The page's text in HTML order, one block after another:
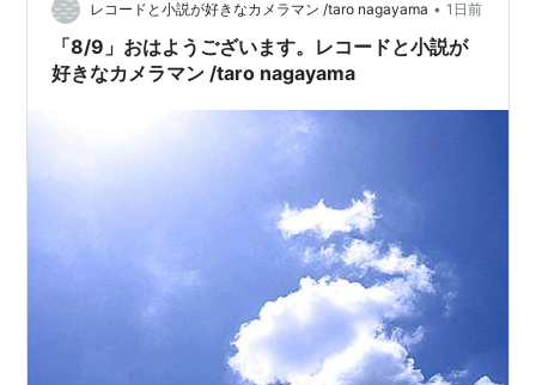
町の木
オオヤマザクラ
レコードと小説が好きなカメラマン /taro nagayama • 1日前
「8/9」おはようございます。レコードと小説が
好きなカメラマン /taro nagayama